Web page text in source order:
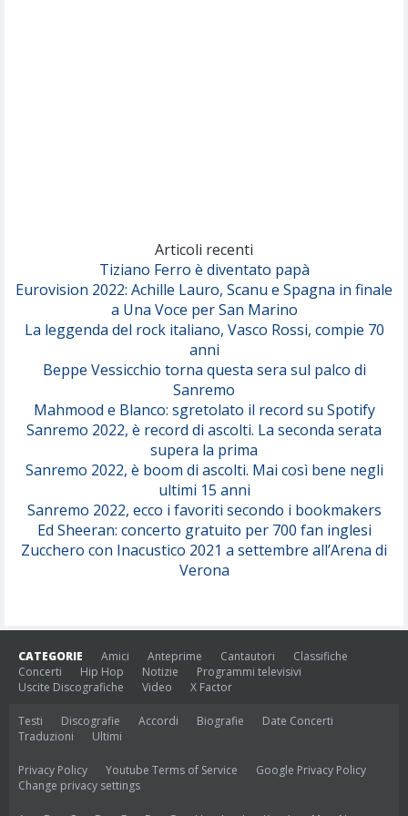
Serenamente
Articoli recenti
Tiziano Ferro è diventato papà
Eurovision 2022: Achille Lauro, Scanu e Spagna in finale
a Una Voce per San Marino
La leggenda del rock italiano, Vasco Rossi, compie 70
anni
Beppe Vessicchio torna questa sera sul palco di
Sanremo
Mahmood e Blanco: sgretolato il record su Spotify
Sanremo 2022, è record di ascolti. La seconda serata
supera la prima
Sanremo 2022, è boom di ascolti. Mai così bene negli
ultimi 15 anni
Sanremo 2022, ecco i favoriti secondo i bookmakers
Ed Sheeran: concerto gratuito per 700 fan inglesi
Zucchero con Inacustico 2021 a settembre all’Arena di
Verona
CATEGORIE Amici Anteprime Cantautori
Classifiche
Concerti
Hip Hop Notizie
Programmi televisivi
Uscite Discografiche
Video X Factor
Testi Discografie Accordi Biografie
Date Concerti
Traduzioni
Ultimi
Privacy Policy Youtube Terms of Service
Google Privacy Policy
Change privacy settings